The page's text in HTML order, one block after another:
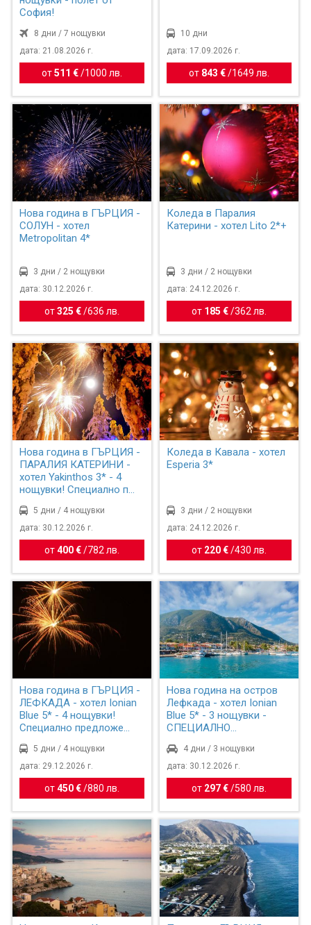
София!
8 дни / 7 нощувки
дата: 21.08.2026 г.
от511 € / 1000 лв.
10 дни
дата: 17.09.2026 г.
от 843 €/ 1649 лв.
Нова година в ГЪРЦИЯ -
СОЛУН - хотел
Metropolitan 4*
3 дни / 2 нощувки
дата: 30.12.2026 г.
от325 € /636 лв.
Коледа в Паралия
Катерини - хотел Lito 2*+
3 дни / 2 нощувки
дата: 24.12.2026 г.
от 185 €/362 лв.
Нова година в ГЪРЦИЯ -
ПАРАЛИЯ КАТЕРИНИ -
хотел Yakinthos 3* - 4
нощувки! Специално п...
5 дни / 4 нощувки
дата: 30.12.2026 г.
от400 € / 782 лв.
Коледа в Кавала - хотел
Esperia 3*
3 дни / 2 нощувки
дата: 24.12.2026 г.
от 220 €/430 лв.
Нова година в ГЪРЦИЯ -
ЛЕФКАДА - хотел Ionian
Blue 5* - 4 нощувки!
Специално предложе...
5 дни / 4 нощувки
дата: 29.12.2026 г.
от450 € /880 лв.
Нова година на остров
Лефкада - хотел Ionian
Blue 5* - 3 нощувки -
СПЕЦИАЛНО
4 дни / 3 нощувки
дата: 30.12.2026 г.
от 297 €/580 лв.